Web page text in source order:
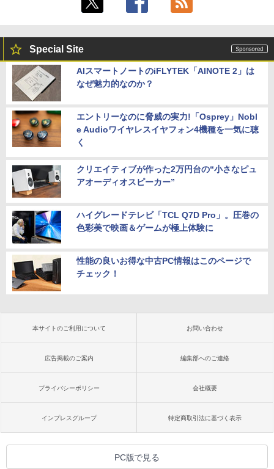
Special Site
AIスマートノートのiFLYTEK「AINOTE 2」は
なぜ魅力的なのか？
エントリーなのに脅威の実力!「Osprey」Nobl
e Audioワイヤレスイヤフォン4機種を一気に聴
く
クリエイティブが作った2万円台の“小さなピュ
アオーディオスピーカー”
ハイグレードテレビ「TCL Q7D Pro」。圧巻の
色彩美で映画＆ゲームが極上体験に
性能の良いお得な中古PC情報はこのページで
チェック！
本サイトのご利用について お問い合わせ
広告掲載のご案内 編集部へのご連絡
プライバシーポリシー 会社概要
インプレスグループ 特定商取引法に基づく表示
PC版で見る